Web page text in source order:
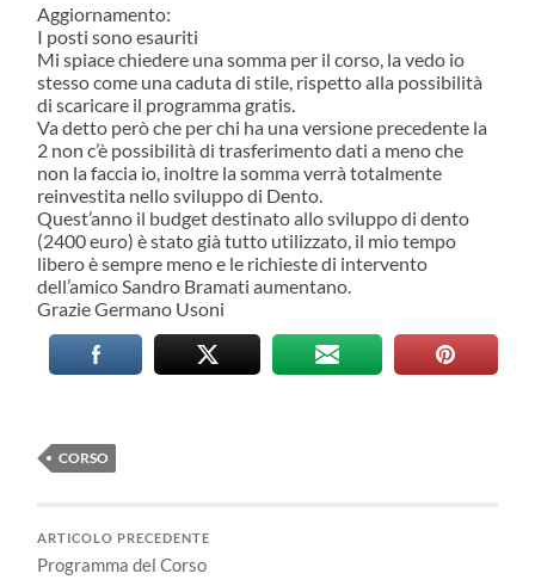
Aggiornamento:
I posti sono esauriti
Mi spiace chiedere una somma per il corso, la vedo io
stesso come una caduta di stile, rispetto alla possibilità
di scaricare il programma gratis.
Va detto però che per chi ha una versione precedente la
2 non c’è possibilità di trasferimento dati a meno che
non la faccia io, inoltre la somma verrà totalmente
reinvestita nello sviluppo di Dento.
Quest’anno il budget destinato allo sviluppo di dento
(2400 euro) è stato già tutto utilizzato, il mio tempo
libero è sempre meno e le richieste di intervento
dell’amico Sandro Bramati aumentano.
Grazie Germano Usoni
CORSO
ARTICOLO PRECEDENTE
Programma del Corso